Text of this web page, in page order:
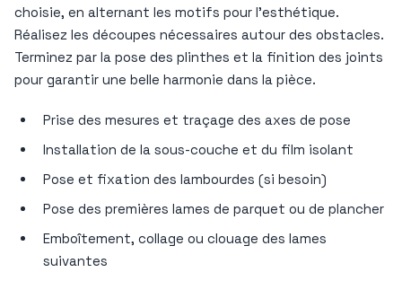
choisie, en alternant les motifs pour l’esthétique.
Réalisez les découpes nécessaires autour des obstacles.
Terminez par la pose des plinthes et la finition des joints
pour garantir une belle harmonie dans la pièce.
Prise des mesures et traçage des axes de pose
Installation de la sous-couche et du film isolant
Pose et fixation des lambourdes (si besoin)
Pose des premières lames de parquet ou de plancher
Emboîtement, collage ou clouage des lames
suivantes